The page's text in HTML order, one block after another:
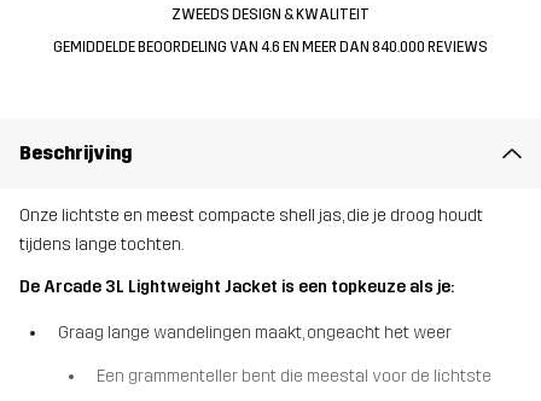
ZWEEDS DESIGN & KWALITEIT
GEMIDDELDE BEOORDELING VAN 4.6 EN MEER DAN 840.000 REVIEWS
Beschrijving
Onze lichtste en meest compacte shell jas, die je droog houdt
tijdens lange tochten.
De Arcade 3L Lightweight Jacket is een topkeuze als je:
Graag lange wandelingen maakt, ongeacht het weer
Een grammenteller bent die meestal voor de lichtste